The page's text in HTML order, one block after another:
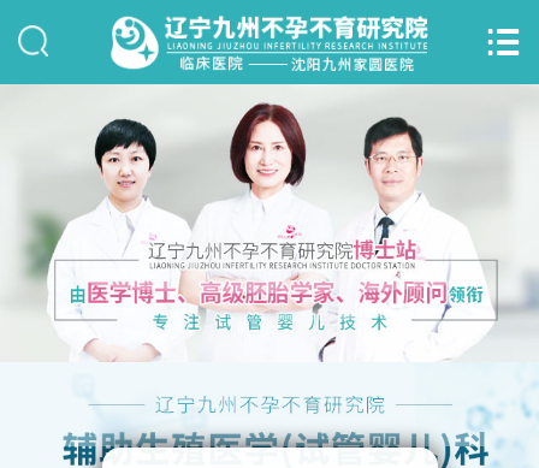
 网站首页
关于我们
诊疗科室
博士团队
女性不孕
男性不育
